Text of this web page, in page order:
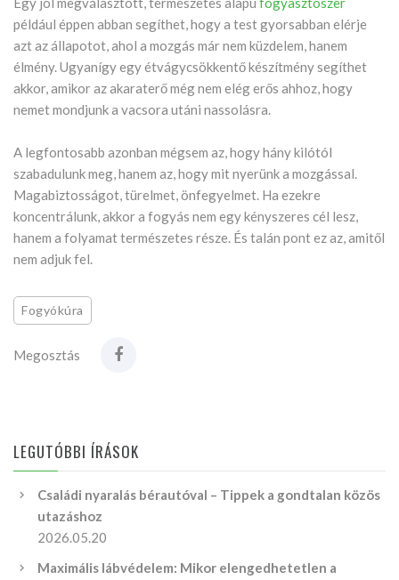
például éppen abban segíthet, hogy a test gyorsabban elérje
azt az állapotot, ahol a mozgás már nem küzdelem, hanem
élmény. Ugyanígy egy étvágycsökkentő készítmény segíthet
akkor, amikor az akaraterő még nem elég erős ahhoz, hogy
nemet mondjunk a vacsora utáni nassolásra.
A legfontosabb azonban mégsem az, hogy hány kilótól
szabadulunk meg, hanem az, hogy mit nyerünk a mozgással.
Magabiztosságot, türelmet, önfegyelmet. Ha ezekre
koncentrálunk, akkor a fogyás nem egy kényszeres cél lesz,
hanem a folyamat természetes része. És talán pont ez az, amitől
nem adjuk fel.
Fogyókúra
Megosztás
LEGUTÓBBI ÍRÁSOK
Családi nyaralás bérautóval – Tippek a gondtalan közös
utazáshoz
2026.05.20
Maximális lábvédelem: Mikor elengedhetetlen a